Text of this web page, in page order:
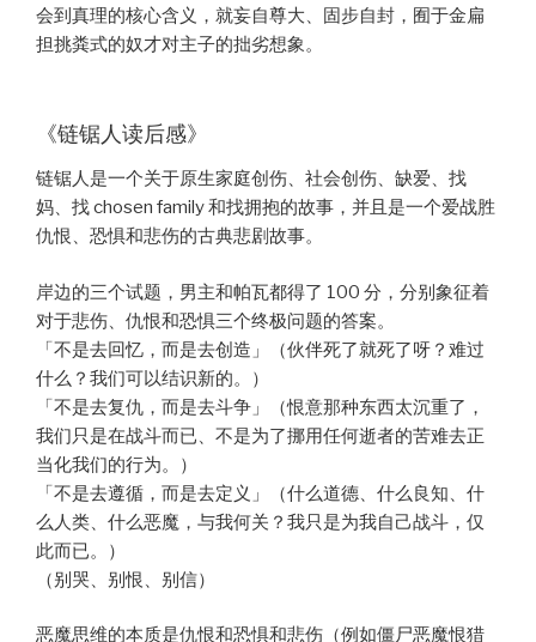
会到真理的核心含义，就妄自尊大、固步自封，囿于金扁
担挑粪式的奴才对主子的拙劣想象。
《链锯人读后感》
链锯人是一个关于原生家庭创伤、社会创伤、缺爱、找
妈、找 chosen family 和找拥抱的故事，并且是一个爱战胜
仇恨、恐惧和悲伤的古典悲剧故事。
岸边的三个试题，男主和帕瓦都得了 100 分，分别象征着
对于悲伤、仇恨和恐惧三个终极问题的答案。
「不是去回忆，而是去创造」（伙伴死了就死了呀？难过
什么？我们可以结识新的。）
「不是去复仇，而是去斗争」（恨意那种东西太沉重了，
我们只是在战斗而已、不是为了挪用任何逝者的苦难去正
当化我们的行为。）
「不是去遵循，而是去定义」（什么道德、什么良知、什
么人类、什么恶魔，与我何关？我只是为我自己战斗，仅
此而已。）
（别哭、别恨、别信）
恶魔思维的本质是仇恨和恐惧和悲伤（例如僵尸恶魔恨猎